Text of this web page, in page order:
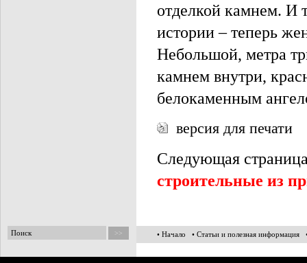
отделкой камнем. И
истории – теперь
Небольшой, метра
камнем внутри,
белокаменным
версия для печати
Следующая
строительные из
• Начало • Статьи и полезная информация